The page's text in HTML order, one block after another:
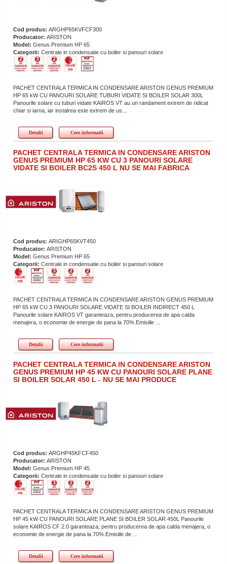
Cod produs: ARGHP65KVFCF300
Producator: ARISTON
Model: Genus Premium HP 65
Categorii: Centrale in condensatie cu boiler si panouri solare
PACHET CENTRALA TERMICA IN CONDENSARE ARISTON GENUS PREMIUM
HP 65 kW CU PANOURI SOLARE TUBURI VIDATE SI BOILER SOLAR 300L
Panourile solare cu tuburi vidate KAIROS VT au un randament extrem de ridicat
chiar si iarna, iar instalrea este extrem de us...
Detalii Cere informatii
PACHET CENTRALA TERMICA IN CONDENSARE ARISTON
GENUS PREMIUM HP 65 KW CU 3 PANOURI SOLARE
VIDATE SI BOILER BC2S 450 L NU SE MAI FABRICA
Cod produs: ARIGHP65KVT450
Producator: ARISTON
Model: Genus Premium HP 65
Categorii: Centrale in condensatie cu boiler si panouri solare
PACHET CENTRALA TERMICA IN CONDENSARE ARISTON GENUS PREMIUM
HP 65 kW CU 3 PANOURI SOLARE VIDATE SI BOILER INDIRECT 450 L
Panourile solare KAIROS VT garanteaza, pentru producerea de apa calda
menajera, o economie de energie de pana la 70%.Emisiile ...
Detalii Cere informatii
PACHET CENTRALA TERMICA IN CONDENSARE ARISTON
GENUS PREMIUM HP 45 KW CU PANOURI SOLARE PLANE
SI BOILER SOLAR 450 L - NU SE MAI PRODUCE
Cod produs: ARGHP45KFCF450
Producator: ARISTON
Model: Genus Premium HP 45
Categorii: Centrale in condensatie cu boiler si panouri solare
PACHET CENTRALA TERMICA IN CONDENSARE ARISTON GENUS PREMIUM
HP 45 kW CU PANOURI SOLARE PLANE SI BOILER SOLAR 450L Panourile
solare KAIROS CF 2.0 garanteaza, pentru producerea de apa calda menajera, o
economie de energie de pana la 70%.Emisiile de ...
Detalii Cere informatii